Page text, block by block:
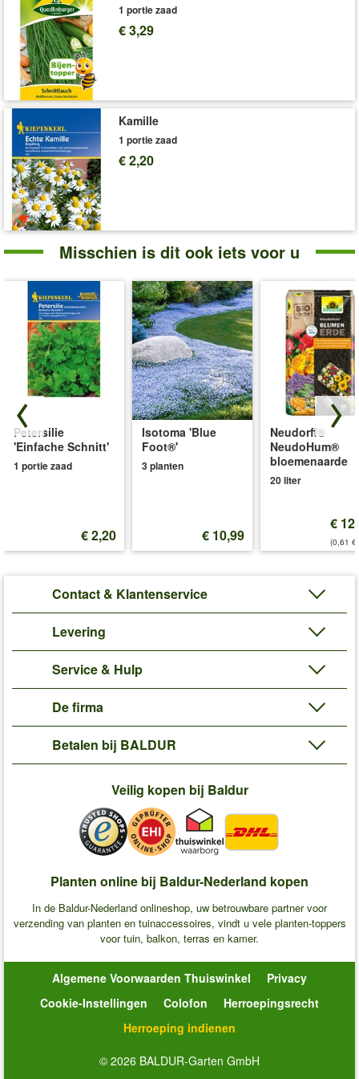
1 portie zaad
€ 3,29
Kamille
1 portie zaad
€ 2,20
Misschien is dit ook iets voor u
Petersilie
'Einfache Schnitt'
1 portie zaad
€ 2,20
Isotoma 'Blue
Foot®'
3 planten
€ 10,99
Neudorff®
NeudoHum®
bloemenaarde
20 liter
€
(0,61
Contact & Klantenservice
Levering
Service & Hulp
De firma
Betalen bij BALDUR
Veilig kopen bij Baldur
Planten online bij Baldur-Nederland kopen
In de Baldur-Nederland onlineshop, uw betrouwbare partner voor
verzending van planten en tuinaccessoires, vindt u vele planten-toppers
voor tuin, balkon, terras en kamer.
Algemene Voorwaarden Thuiswinkel
Privacy
Cookie-Instellingen
Colofon
Herroepingsrecht
Herroeping indienen
© 2026 BALDUR-Garten GmbH